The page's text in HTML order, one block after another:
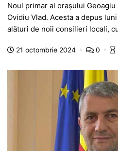
c
e
b
o
o
at
s
A
p
p
s
s
e
g
er
itt
er
e
gr
a
m
Noul primar al orașului
Ovidiu Vlad. Acesta a depus
alături de noii consilieri locali,
21 octombrie 2024 0